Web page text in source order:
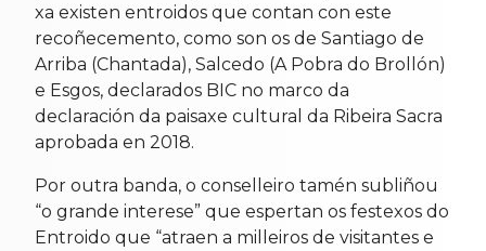
xa existen entroidos que contan con este
recoñecemento, como son os de Santiago de
Arriba (Chantada), Salcedo (A Pobra do Brollón)
e Esgos, declarados BIC no marco da
declaración da paisaxe cultural da Ribeira Sacra
aprobada en 2018.
Por outra banda, o conselleiro tamén subliñou
“o grande interese” que espertan os festexos do
Entroido que “atraen a milleiros de visitantes e